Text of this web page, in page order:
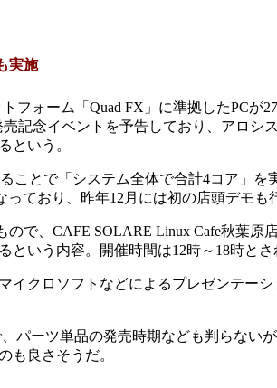
実施
ォーム「Quad FX」に準拠したPCが
記念イベントを予告しており、アロシ
という。
ことで「システム全体で合計4コア」を
ており、昨年12月には初の店頭デモも
で、CAFE SOLARE Linux Cafe秋葉原
いう内容。開催時間は12時～18時とさ
クロソフトなどによるプレゼンテー
ーツ単品の発売時期なども判らない
も良さそうだ。